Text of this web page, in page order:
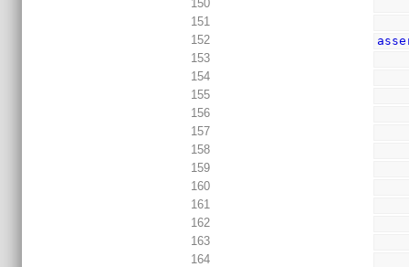
150
151
152
153
154
155
156
157
158
159
160
161
162
163
164